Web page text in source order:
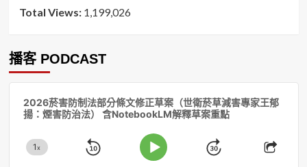
Total Views: 1,199,026
播客 PODCAST
2026菸害防制法部分條文修正草案（世衛菸草減害專家王郁
揚：煙害防治法） 含NotebookLM解釋草案重點
Change
1x
Skip
Play
Jump
Share